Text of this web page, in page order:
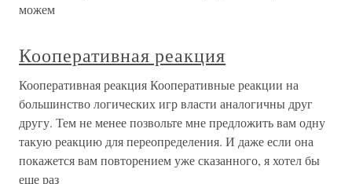
можем
Кооперативная реакция
Кооперативная реакция Кооперативные реакции на
большинство логических игр власти аналогичны друг
другу. Тем не менее позвольте мне предложить вам одну
такую реакцию для переопределения. И даже если она
покажется вам повторением уже сказанного, я хотел бы
еще раз